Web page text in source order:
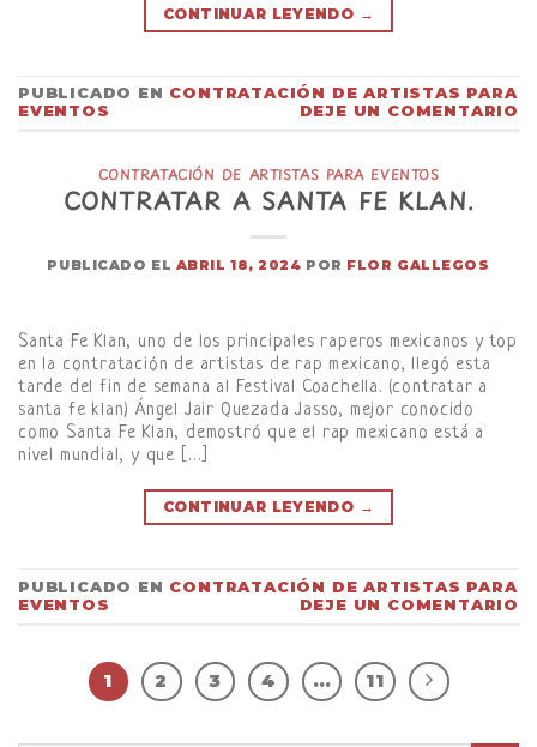
CONTINUAR LEYENDO →
PUBLICADO EN CONTRATACIÓN DE ARTISTAS PARA
EVENTOS
DEJE UN COMENTARIO
CONTRATACIÓN DE ARTISTAS PARA EVENTOS
CONTRATAR A SANTA FE KLAN.
PUBLICADO EL ABRIL 18, 2024 POR FLOR GALLEGOS
Santa Fe Klan, uno de los principales raperos mexicanos y top
en la contratación de artistas de rap mexicano, llegó esta
tarde del fin de semana al Festival Coachella. (contratar a
santa fe klan) Ángel Jair Quezada Jasso, mejor conocido
como Santa Fe Klan, demostró que el rap mexicano está a
nivel mundial, y que […]
CONTINUAR LEYENDO →
PUBLICADO EN CONTRATACIÓN DE ARTISTAS PARA
EVENTOS
DEJE UN COMENTARIO
1 2 3 4 … 11